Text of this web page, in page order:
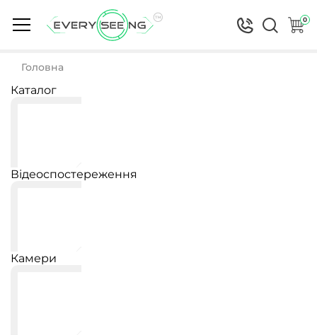
0
Головна
Каталог
Відеоспостереження
Камери